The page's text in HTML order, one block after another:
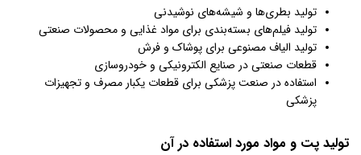
تولید بطری‌ها و شیشه‌های نوشیدنی
تولید فیلم‌های بسته‌بندی برای مواد غذایی و محصولات صنعتی
تولید الیاف مصنوعی برای پوشاک و فرش
قطعات صنعتی در صنایع الکترونیکی و خودروسازی
استفاده در صنعت پزشکی برای قطعات یکبار مصرف و تجهیزات
پزشکی
تولید پت و مواد مورد استفاده در آن